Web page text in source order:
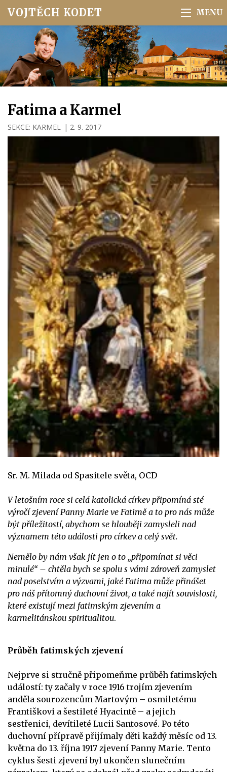
VOJTĚCH KODET
Fatima a Karmel
SEKCE: KARMEL | 2. 9. 2017
Sr. M. Milada od Spasitele světa, OCD
V letošním roce si celá katolická církev připomíná sté
výročí zjevení Panny Marie ve Fatimě a to pro nás může
být příležitostí, abychom se hlouběji zamysleli nad
významem této události pro církev a celý svět.
Nemělo by nám však jít jen o to „připomínat si věci
minulé“ – chtěla bych se spolu s vámi zároveň zamyslet
nad poselstvím a výzvami, jaké Fatima může přinášet
pro náš přítomný duchovní život, a také najít souvislosti,
které existují mezi fatimským zjevením a
karmelitánskou spiritualitou.
Průběh fatimských zjevení
Nejprve si stručně připomeňme průběh fatimských
událostí: ty začaly v roce 1916 trojím zjevením
anděla sourozencům Martovým – osmiletému
Františkovi a šestileté Hyacintě – a jejich
sestřenici, devítileté Lucii Santosové. Po této
duchovní přípravě přijímaly děti každý měsíc od 13.
května do 13. října 1917 zjevení Panny Marie. Tento
cyklus šesti zjevení byl ukončen slunečním